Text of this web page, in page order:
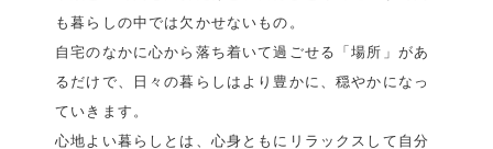
も暮らしの中では欠かせないもの。
自宅のなかに心から落ち着いて過ごせる「場所」があ
るだけで、日々の暮らしはより豊かに、穏やかになっ
ていきます。
心地よい暮らしとは、心身ともにリラックスして自分